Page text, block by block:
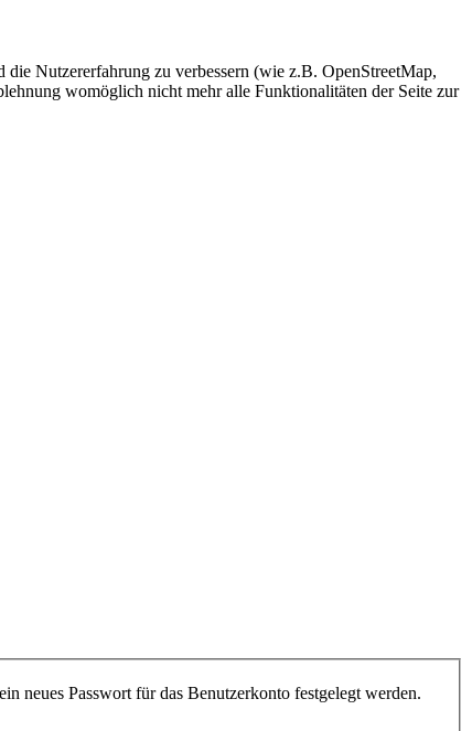
neues Passwort für das Benutzerkonto festgelegt werden.
Nutzererfahrung zu verbessern (wie z.B. OpenStreetMap,
womöglich nicht mehr alle Funktionalitäten der Seite zur